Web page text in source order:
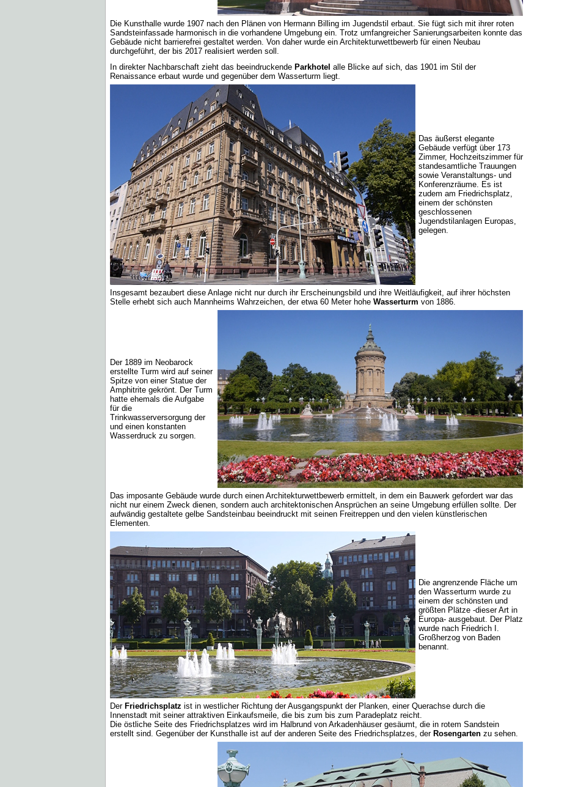
Die Kunsthalle wurde 1907 nach den Plänen von Hermann Billing im Jugendstil erbaut. Sie fügt sich mit ihrer roten
Sandsteinfassade harmonisch in die vorhandene Umgebung ein. Trotz umfangreicher Sanierungsarbeiten konnte das
Gebäude nicht barrierefrei gestaltet werden. Von daher wurde ein Architekturwettbewerb für einen Neubau
durchgeführt, der bis 2017 realisiert werden soll.
In direkter Nachbarschaft zieht das beeindruckende Parkhotel alle Blicke auf sich, das 1901 im Stil der
Renaissance erbaut wurde und gegenüber dem Wasserturm liegt.
Das äußerst elegante
Gebäude verfügt über 173
Zimmer, Hochzeitszimmer für
standesamtliche Trauungen
sowie Veranstaltungs- und
Konferenzräume. Es ist
zudem am Friedrichsplatz,
einem der schönsten
geschlossenen
Jugendstilanlagen Europas,
gelegen.
Insgesamt bezaubert diese Anlage nicht nur durch ihr Erscheinungsbild und ihre Weitläufigkeit, auf ihrer höchsten
Stelle erhebt sich auch Mannheims Wahrzeichen, der etwa 60 Meter hohe Wasserturm von 1886.
Der 1889 im Neobarock
erstellte Turm wird auf seiner
Spitze von einer Statue der
Amphitrite gekrönt. Der Turm
hatte ehemals die Aufgabe
für die
Trinkwasserversorgung der
und einen konstanten
Wasserdruck zu sorgen.
Das imposante Gebäude wurde durch einen Architekturwettbewerb ermittelt, in dem ein Bauwerk gefordert war das
nicht nur einem Zweck dienen, sondern auch architektonischen Ansprüchen an seine Umgebung erfüllen sollte. Der
aufwändig gestaltete gelbe Sandsteinbau beeindruckt mit seinen Freitreppen und den vielen künstlerischen
Elementen.
Die angrenzende Fläche um
den Wasserturm wurde zu
einem der schönsten und
größten Plätze -dieser Art in
Europa- ausgebaut. Der Platz
wurde nach Friedrich I.
Großherzog von Baden
benannt.
Der Friedrichsplatz ist in westlicher Richtung der Ausgangspunkt der Planken, einer Querachse durch die
Innenstadt mit seiner attraktiven Einkaufsmeile, die bis zum bis zum Paradeplatz reicht.
Die östliche Seite des Friedrichsplatzes wird im Halbrund von Arkadenhäuser gesäumt, die in rotem Sandstein
erstellt sind. Gegenüber der Kunsthalle ist auf der anderen Seite des Friedrichsplatzes, der Rosengarten zu sehen.